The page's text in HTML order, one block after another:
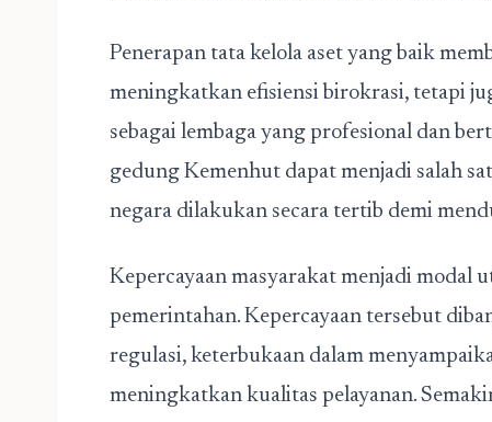
Penerapan tata kelola aset yang baik
meningkatkan efisiensi birokrasi, tetapi
sebagai lembaga yang profesional dan
gedung Kemenhut dapat menjadi salah
negara dilakukan secara tertib demi
Kepercayaan masyarakat menjadi modal
pemerintahan. Kepercayaan tersebut
regulasi, keterbukaan dalam
meningkatkan kualitas pelayanan.